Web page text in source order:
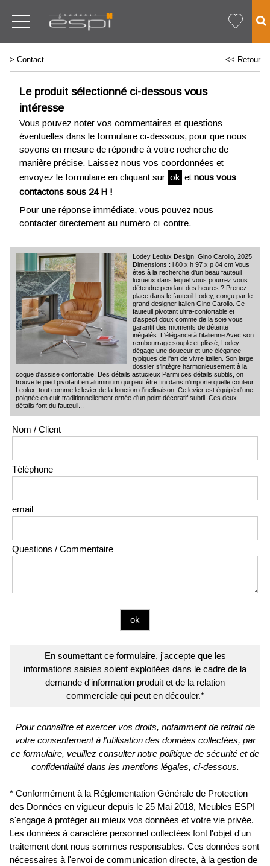
> Contact << Retour
Le produit sélectionné ci-dessous vous
intéresse
Vous pouvez noter vos commentaires et questions
éventuelles dans le formulaire ci-dessous, pour que nous
soyons en mesure de répondre à votre recherche de
manière précise. Laissez nous vos coordonnées et
envoyez le formulaire en cliquant sur ok et nous vous
contactons sous 24 H !
Pour une réponse immédiate, vous pouvez nous
contacter directement au numéro ci-contre.
Lodey Leolux Design. Gino Carollo, 2025
Dimensions : l 80 x h 97 x p 84 cm Vous
êtes à la recherche d'un beau fauteuil
luxueux dans lequel vous pourrez vous
détendre pendant des heures ? Prenez
place dans le fauteuil Lodey, conçu par le
grand designer italien Gino Carollo. Ce
fauteuil pivotant ultra-confortable et
d'aspect doux comme de la soie vous
garantit des moments de détente
inégalés. L'élégance à l'italienne Avec son
rembourrage souple et plissé, Lodey
dégage une douceur et une élégance
typiques de l'art de vivre italien. Son large
dossier s'intègre harmonieusement à la
coque d'assise confortable. Des détails astucieux Parmi ces détails subtils, on
trouve le pied pivotant en aluminium qui peut être fini dans n'importe quelle couleur
Leolux, tout comme le levier de la fonction d'inclinaison. Ce levier est équipé d'une
poignée en cuir traditionnellement ornée d'un point décoratif subtil. Ces deux
détails font du fauteuil...
Nom / Client
Téléphone
email
Questions / Commentaire
En soumettant ce formulaire, j'accepte que les
informations saisies soient exploitées dans le cadre de la
demande d'information produit et de la relation
commerciale qui peut en découler.*
Pour connaître et exercer vos droits, notamment de retrait de
votre consentement à l'utilisation des données collectées, par
ce formulaire, veuillez consulter notre politique de sécurité et de
confidentialité dans les mentions légales, ci-dessous.
* Conformément à la Réglementation Générale de Protection
des Données en vigueur depuis le 25 Mai 2018, Meubles ESPI
s'engage à protéger au mieux vos données et votre vie privée.
Les données à caractère personnel collectées font l'objet d'un
traitement dont nous sommes responsables. Ces données sont
nécessaires à l'envoi de communication directe, à la gestion de